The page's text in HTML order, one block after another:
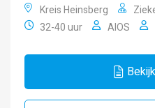
Kreis Heinsberg
32-40 uur
AIOS